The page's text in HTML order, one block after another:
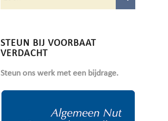
STEUN BIJ VOORBAAT
VERDACHT
Steun ons werk met een bijdrage.